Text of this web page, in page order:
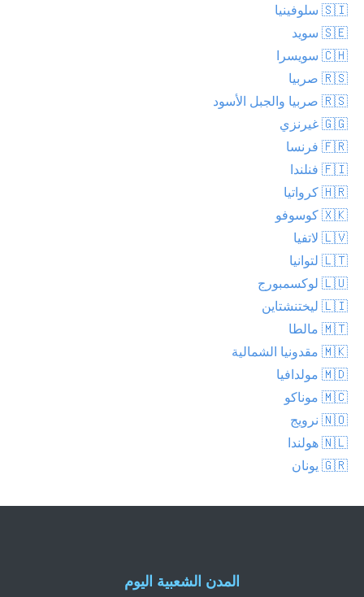
🇸🇮 سلوفينيا
🇸🇪 سويد
🇨🇭 سويسرا
🇷🇸 صربيا
🇷🇸 صربيا والجبل الأسود
🇬🇬 غيرنزي
🇫🇷 فرنسا
🇫🇮 فنلندا
🇭🇷 كرواتيا
🇽🇰 كوسوفو
🇱🇻 لاتفيا
🇱🇹 لتوانيا
🇱🇺 لوكسمبورج
🇱🇮 ليختنشتاين
🇲🇹 مالطا
🇲🇰 مقدونيا الشمالية
🇲🇩 مولدافيا
🇲🇨 موناكو
🇳🇴 نرويج
🇳🇱 هولندا
🇬🇷 يونان
المدن الشعبية اليوم